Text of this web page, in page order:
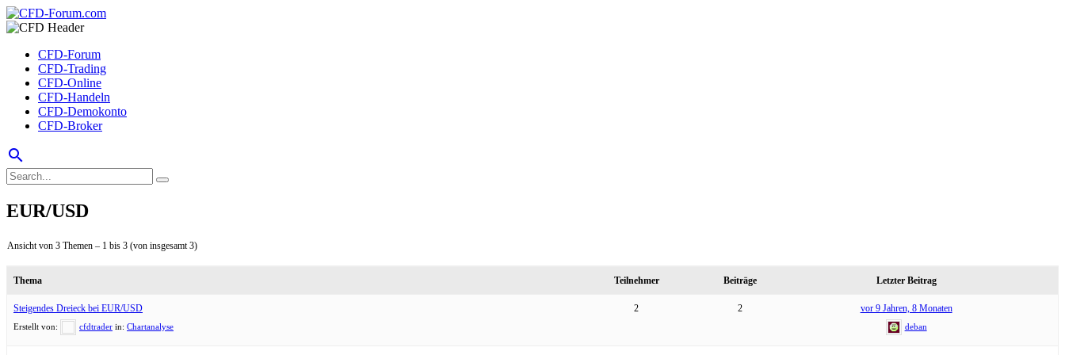
CFD-Forum
CFD-Trading
CFD-Online
CFD-Handeln
CFD-Demokonto
CFD-Broker
search
EUR/USD
Ansicht von 3 Themen – 1 bis 3 (von insgesamt 3)
Thema Teilnehmer Beiträge Letzter Beitrag
Steigendes Dreieck bei EUR/USD
Erstellt von: cfdtrader in: Chartanalyse
2 2 vor 9 Jahren, 8 Monaten
deban